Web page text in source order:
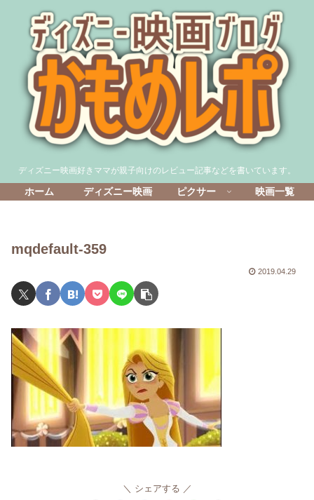
ディズニー映画好きママが親子向けのレビュー記事などを書いています。
ホーム ディズニー映画 ピクサー 映画一覧
mqdefault-359
2019.04.29
シェアする